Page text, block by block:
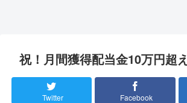
祝！月間獲得配当金10万円超え
Twitter Facebook